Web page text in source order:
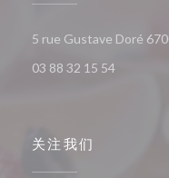
5 rue Gustave Doré
03 88 32 15 54
关注我们